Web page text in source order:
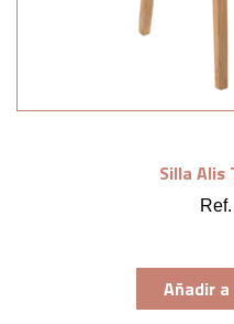
Silla Alis
Añadir